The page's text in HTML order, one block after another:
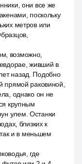
они все же
поскольку
метров или
возможно,
живший в
назад. Подобно
прямой раковиной,
однако он не
крупным
улем. Останки
близких к
так и в меньшем
где